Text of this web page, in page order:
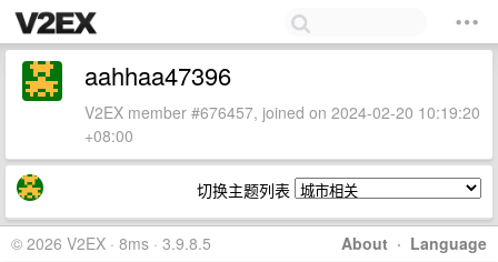
aahhaa47396
V2EX member #676457, joined on 2024-02-20 10:19:20
+08:00
切换主题列表
About · Language
© 2026 V2EX · 8ms · 3.9.8.5